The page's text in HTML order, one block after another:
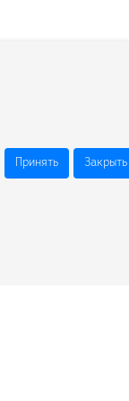
Принять Закрыть